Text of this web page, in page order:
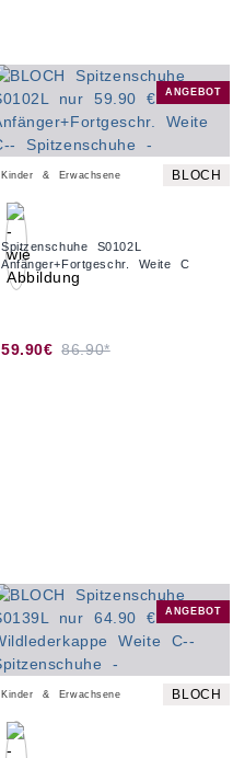
ANGEBOT
Kinder & Erwachsene BLOCH
Spitzenschuhe S0102L
Anfänger+Fortgeschr. Weite C
59.90€ 86.90*
ANGEBOT
Kinder & Erwachsene BLOCH